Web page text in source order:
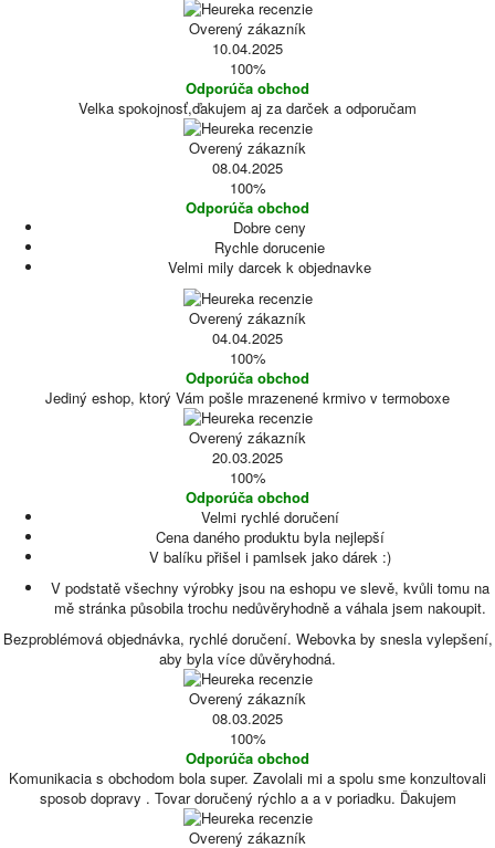
Overený zákazník
10.04.2025
100%
Odporúča obchod
Velka spokojnosť,ďakujem aj za darček a odporučam
Overený zákazník
08.04.2025
100%
Odporúča obchod
Dobre ceny
Rychle dorucenie
Velmi mily darcek k objednavke
Overený zákazník
04.04.2025
100%
Odporúča obchod
Jediný eshop, ktorý Vám pošle mrazenené krmivo v termoboxe
Overený zákazník
20.03.2025
100%
Odporúča obchod
Velmi rychlé doručení
Cena daného produktu byla nejlepší
V balíku přišel i pamlsek jako dárek :)
V podstatě všechny výrobky jsou na eshopu ve slevě, kvůli tomu na
mě stránka působila trochu nedůvěryhodně a váhala jsem nakoupit.
Bezproblémová objednávka, rychlé doručení. Webovka by snesla vylepšení,
aby byla více důvěryhodná.
Overený zákazník
08.03.2025
100%
Odporúča obchod
Komunikacia s obchodom bola super. Zavolali mi a spolu sme konzultovali
sposob dopravy . Tovar doručený rýchlo a a v poriadku. Ďakujem
Overený zákazník